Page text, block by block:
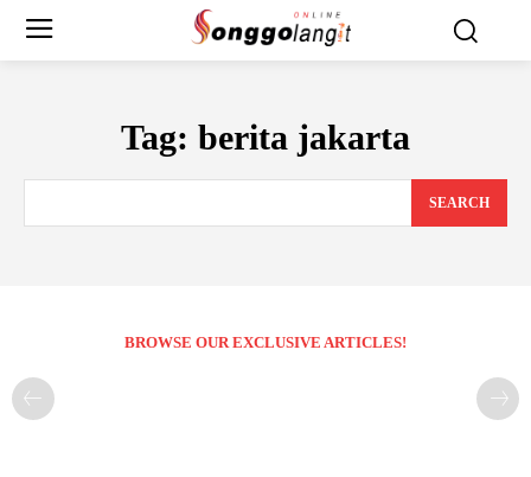
Tag: berita jakarta
SEARCH
BROWSE OUR EXCLUSIVE ARTICLES!